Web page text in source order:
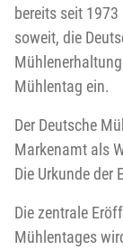
bereits seit
soweit, die
Mühlentag ein.
Der Deutsche
Markenamt als
Die Urkunde der
Die zentrale
Mühlentages